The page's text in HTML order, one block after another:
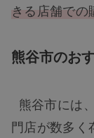
きる店舗での
熊谷市のお
熊谷市には
門店が数多く